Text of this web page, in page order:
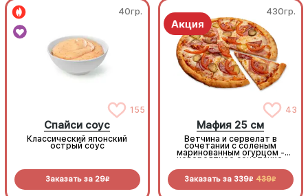
40гр.
155
Спайси соус
Классический японский
острый соус
Заказать за 29R
430гр.
43
Мафия 25 см
Ветчина и сервелат в
сочетании с соленым
маринованным огурцом -
невероятное сочетание,
попробовать!
Заказать за 339R 439R